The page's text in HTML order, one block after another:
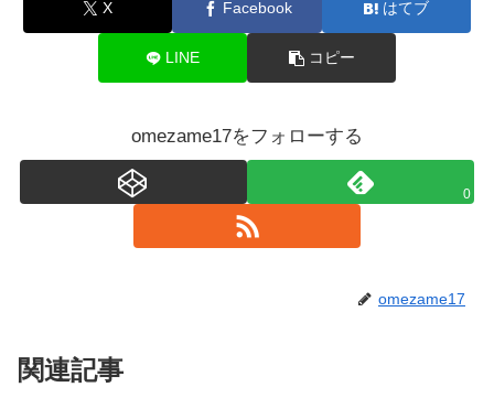
X Facebook はてブ
LINE コピー
omezame17をフォローする
0
omezame17
関連記事